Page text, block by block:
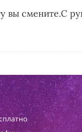
вы смените.С